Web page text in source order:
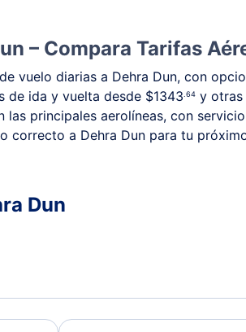
– Compara Tarifas
vuelo diarias a Dehra Dun, con
de ida y vuelta desde $1343.64 y otras
las principales aerolíneas, con
correcto a Dehra Dun para tu
Dun